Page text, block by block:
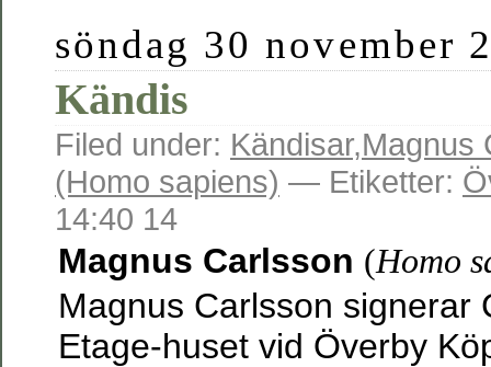
söndag 30 november
Kändis
Filed under: Kändisar,Magnus
(Homo sapiens) — Etiketter:
14:40 14
Magnus Carlsson (Homo
Magnus Carlsson signerar
Etage-huset vid Överby